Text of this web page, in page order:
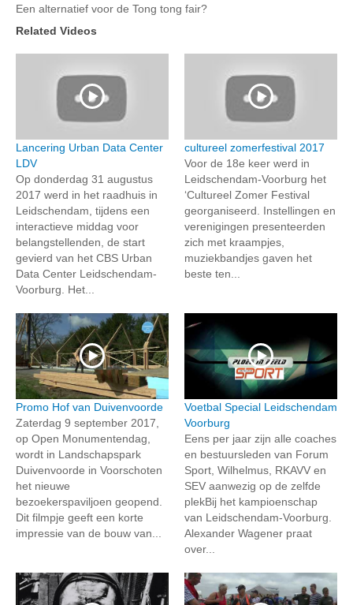
Een alternatief voor de Tong tong fair?
Related Videos
Lancering Urban Data Center
LDV
Op donderdag 31 augustus
2017 werd in het raadhuis in
Leidschendam, tijdens een
interactieve middag voor
belangstellenden, de start
gevierd van het CBS Urban
Data Center Leidschendam-
Voorburg. Het...
cultureel zomerfestival 2017
Voor de 18e keer werd in
Leidschendam-Voorburg het
‘Cultureel Zomer Festival
georganiseerd. Instellingen en
verenigingen presenteerden
zich met kraampjes,
muziekbandjes gaven het
beste ten...
Promo Hof van Duivenvoorde
Zaterdag 9 september 2017,
op Open Monumentendag,
wordt in Landschapspark
Duivenvoorde in Voorschoten
het nieuwe
bezoekerspaviljoen geopend.
Dit filmpje geeft een korte
impressie van de bouw van...
Voetbal Special Leidschendam
Voorburg
Eens per jaar zijn alle coaches
en bestuursleden van Forum
Sport, Wilhelmus, RKAVV en
SEV aanwezig op de zelfde
plekBij het kampioenschap
van Leidschendam-Voorburg.
Alexander Wagener praat
over...